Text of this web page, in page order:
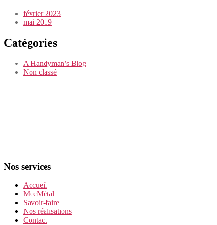
février 2023
mai 2019
Catégories
A Handyman’s Blog
Non classé
Nos services
Accueil
MccMétal
Savoir-faire
Nos réalisations
Contact